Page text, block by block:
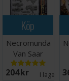
Köp
Necromunda
Van Saar
Weapon &
Upgrades
204 SEK I lager: 2